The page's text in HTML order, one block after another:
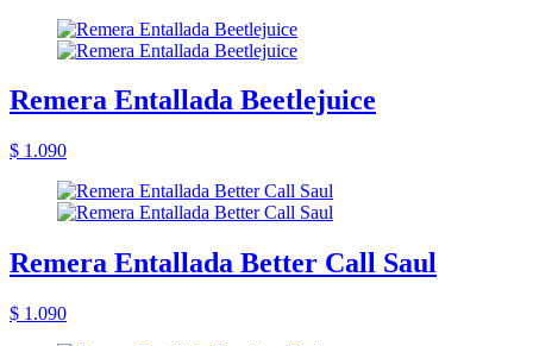
Remera Entallada Beetlejuice
$ 1.090
Remera Entallada Better Call Saul
$ 1.090